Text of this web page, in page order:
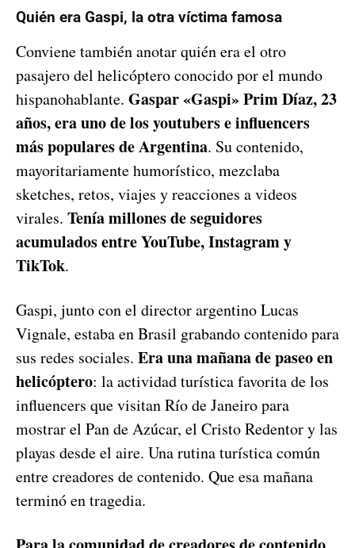
Quién era Gaspi, la otra víctima famosa
Conviene también anotar quién era el otro
pasajero del helicóptero conocido por el mundo
hispanohablante. Gaspar «Gaspi» Prim Díaz, 23
años, era uno de los youtubers e influencers
más populares de Argentina. Su contenido,
mayoritariamente humorístico, mezclaba
sketches, retos, viajes y reacciones a videos
virales. Tenía millones de seguidores
acumulados entre YouTube, Instagram y
TikTok.
Gaspi, junto con el director argentino Lucas
Vignale, estaba en Brasil grabando contenido para
sus redes sociales. Era una mañana de paseo en
helicóptero: la actividad turística favorita de los
influencers que visitan Río de Janeiro para
mostrar el Pan de Azúcar, el Cristo Redentor y las
playas desde el aire. Una rutina turística común
entre creadores de contenido. Que esa mañana
terminó en tragedia.